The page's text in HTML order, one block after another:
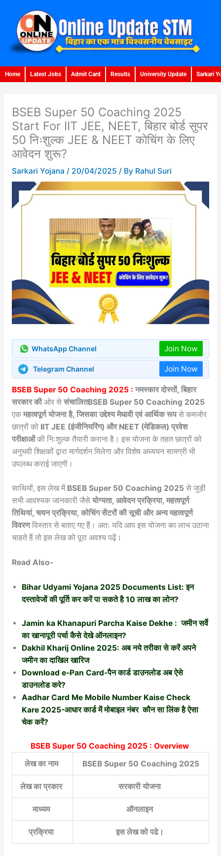
content
Home Latest Jobs Admit Card Results University Update Sarkari
BSEB Super 50 Coaching 2025
Start For IIT JEE, NEET, बिहार बोर्ड सुपर
50 निःशुल्क JEE & NEET कोचिंग के लिए
आवेदन शुरू?
Sarkari Yojana / 20/04/2025 / By Rahul Suri
WhatsApp Channel Join Now
Telegram Channel Join Now
BSEB Super 50 Coaching 2025 : नमस्कार दोस्तों, बिहार
सरकार कीओर से संचालितBSEB Super 50 Coaching 2025
एक महत्वपूर्ण योजना है, जिसका उद्देश्य मेधावी एवं आर्थिक रूपसे कमजोर
छात्रों को IIT JEE (इंजीनियरिंग) और NEET (मेडिकल) प्रवेश
परीक्षाओंकी निःशुल्क तैयारी कराना है। इस योजना के तहत छात्रों को
अनुभवी शिक्षकों द्वारा मार्गदर्शन मिलेगा और विशेष अध्ययन सामग्री भी
उपलब्ध कराई जाएगी।
साथियों, इस लेख में BSEB Super 50 Coaching 2025 से जुड़ी
सभी आवश्यक जानकारी जैसे योग्यता, आवेदन प्रक्रिया, महत्वपूर्ण
तिथियां, चयन प्रक्रिया, कोचिंग सेंटरों की सूची और अन्य महत्वपूर्ण
विवरणविस्तार से बताए गए हैं। अतः यदि आप इस योजना का लाभ उठाना
चाहते हैं तो इस लेख को पूरा अवश्य पढ़ें।
Read Also-
Bihar Udyami Yojana 2025 Documents List: इन
दस्तावेजों की पूर्ति कर करें पा सकते है 10 लाख का लोन?
Jamin ka Khanapuri Parcha Kaise Dekhe : जमीन सर्वे
का खानापूरी पर्चा कैसे देखे ऑनलाइन?
Dakhil Kharij Online 2025: अब नये तरीका से करें अपने
जमीन का दाखिल खारिज
Download e-Pan Card-पैन कार्ड डाउनलोड अब ऐसे
डाउनलोड करे?
Aadhar Card Me Mobile Number Kaise Check
Kare 2025-आधार कार्ड में मोबाइल नंबर कौन सा लिंक है ऐसा
चेक करें?
BSEB Super 50 Coaching 2025 : Overview
लेख का नाम
BSEB Super 50 Coaching 2025
लेख का प्रकार सरकारी योजना
माध्यम ऑनलाइन
प्रक्रिया इस लेख को पढे।